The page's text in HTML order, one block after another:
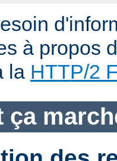
à propos
la HTTP/2
ça